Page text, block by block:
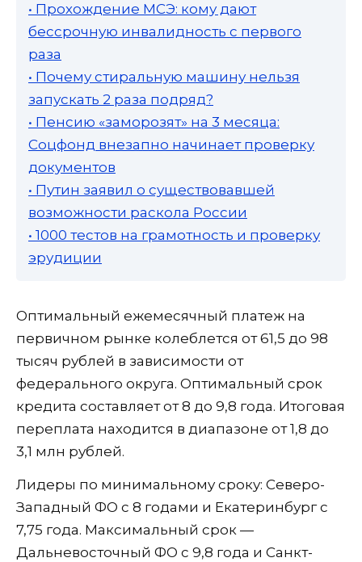
• Прохождение МСЭ: кому дают
бессрочную инвалидность с первого
раза
• Почему стиральную машину нельзя
запускать 2 раза подряд?
• Пенсию «заморозят» на 3 месяца:
Соцфонд внезапно начинает проверку
документов
• Путин заявил о существовавшей
возможности раскола России
• 1000 тестов на грамотность и проверку
эрудиции
Оптимальный ежемесячный платеж на
первичном рынке колеблется от 61,5 до 98
тысяч рублей в зависимости от
федерального округа. Оптимальный срок
кредита составляет от 8 до 9,8 года. Итоговая
переплата находится в диапазоне от 1,8 до
3,1 млн рублей.
Лидеры по минимальному сроку: Северо-
Западный ФО с 8 годами и Екатеринбург с
7,75 года. Максимальный срок —
Дальневосточный ФО с 9,8 года и Санкт-